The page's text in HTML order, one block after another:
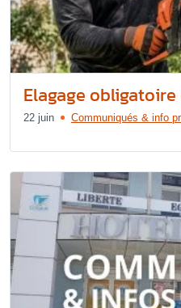
Elagage obligatoire
22 juin Communiqués & info